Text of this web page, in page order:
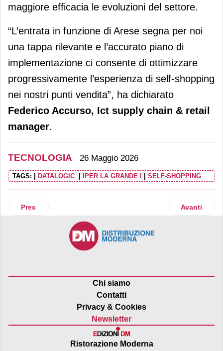
maggiore efficacia le evoluzioni del settore.
“L’entrata in funzione di Arese segna per noi
una tappa rilevante e l’accurato piano di
implementazione ci consente di ottimizzare
progressivamente l’esperienza di self-shopping
nei nostri punti vendita”, ha dichiarato
Federico Accurso, Ict supply chain & retail
manager.
TECNOLOGIA 26 Maggio 2026
TAGS: DATALOGIC IPER LA GRANDE I SELF-SHOPPING
Articolo precedente: Lg presenta E-Paper Display: il
Prec Articolo
Avanti
Chi siamo
Contatti
Privacy & Cookies
Newsletter
Ristorazione Moderna